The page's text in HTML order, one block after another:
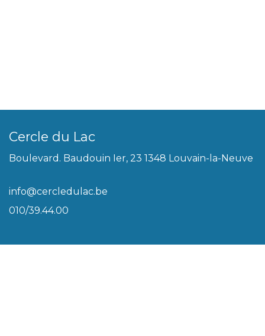
Cercle du Lac
Boulevard. Baudouin Ier, 23 1348 Louvain-la-Neuve
info@cercledulac.be
010/39.44.00